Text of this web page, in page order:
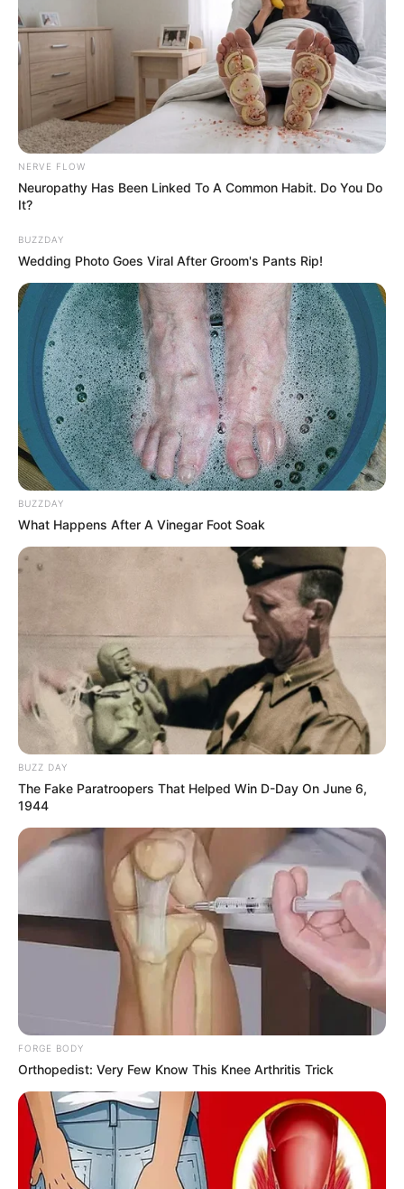
NERVE FLOW
Neuropathy Has Been Linked To A Common Habit. Do You Do
It?
BUZZDAY
Wedding Photo Goes Viral After Groom's Pants Rip!
BUZZDAY
What Happens After A Vinegar Foot Soak
BUZZ DAY
The Fake Paratroopers That Helped Win D-Day On June 6,
1944
FORGE BODY
Orthopedist: Very Few Know This Knee Arthritis Trick